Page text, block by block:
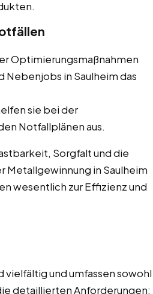
Optimierungsmaßnahmen
in Saulheim das
sie bei der
Notfallplänen aus.
Sorgfalt und die
in Saulheim
wesentlich zur Effizienz und
vielfältig und umfassen sowohl
detaillierten Anforderungen: